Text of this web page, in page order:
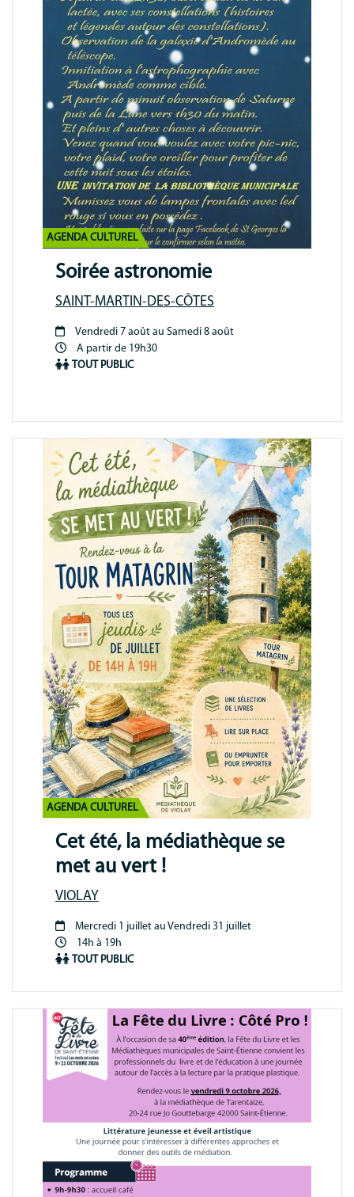
AGENDA CULTUREL
Soirée astronomie
SAINT-MARTIN-DES-CÔTES
Période
animation
Vendredi 7 août au Samedi 8 août
A partir de 19h30
TOUT PUBLIC
AGENDA CULTUREL
Cet été, la médiathèque se
met au vert !
VIOLAY
Période
animation
Mercredi 1 juillet au Vendredi 31 juillet
14h à 19h
TOUT PUBLIC